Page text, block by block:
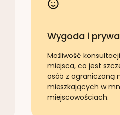
Wygoda i
Możliwość
miejsca, co jest
osób z ograniczoną
mieszkających w
miejscowościach.